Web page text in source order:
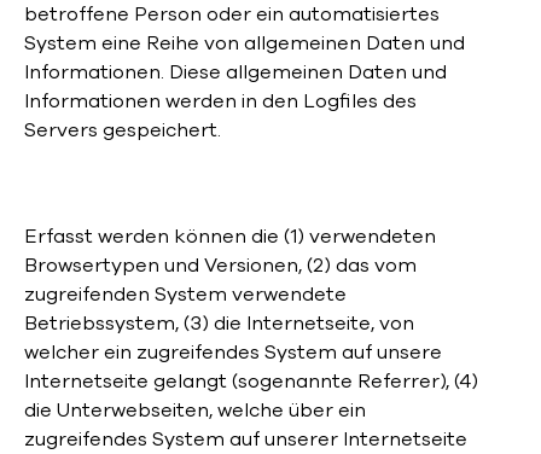
betroffene Person oder ein automatisiertes
System eine Reihe von allgemeinen Daten und
Informationen. Diese allgemeinen Daten und
Informationen werden in den Logfiles des
Servers gespeichert.
Erfasst werden können die (1) verwendeten
Browsertypen und Versionen, (2) das vom
zugreifenden System verwendete
Betriebssystem, (3) die Internetseite, von
welcher ein zugreifendes System auf unsere
Internetseite gelangt (sogenannte Referrer), (4)
die Unterwebseiten, welche über ein
zugreifendes System auf unserer Internetseite